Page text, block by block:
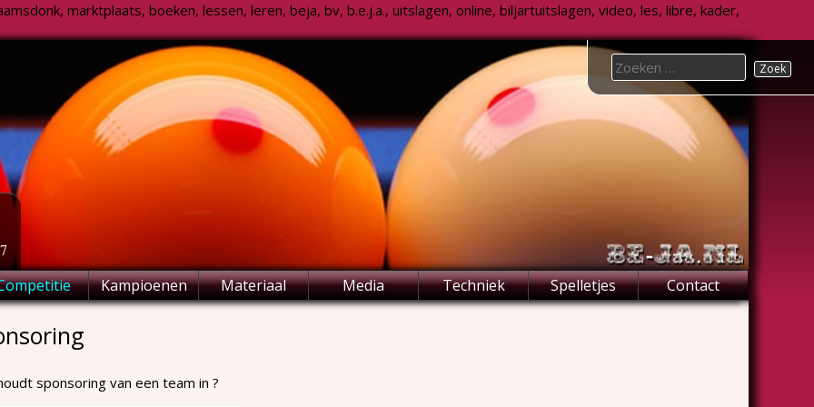
marktplaats, boeken, lessen, leren, beja, bv, b.e.j.a., uitslagen, online, biljartuitslagen, video, les, libre, kader,
Kampioenen Materiaal Media Techniek Spelletjes Contact
Search
for:
sponsoring van een team in ?